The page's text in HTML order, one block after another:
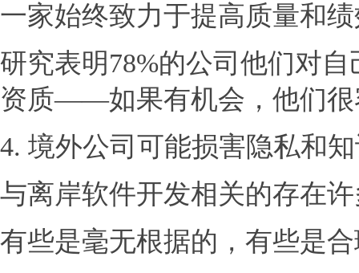
一家始终致力于提高质量和
研究表明78%的公司他们对
资质——如果有机会，他们很
4. 境外公司可能损害隐私和
与离岸软件开发相关的存在
有些是毫无根据的，有些是